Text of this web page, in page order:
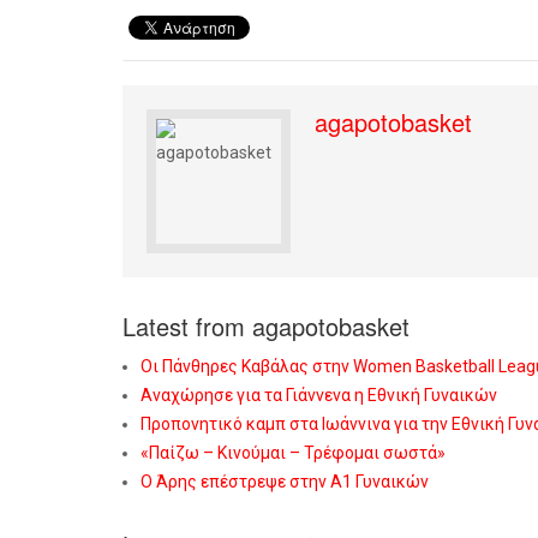
agapotobasket
Latest from agapotobasket
Οι Πάνθηρες Καβάλας στην Women Basketball
Αναχώρησε για τα Γιάννενα η Εθνική Γυναικών
Προπονητικό καμπ στα Ιωάννινα για την Εθνική
«Παίζω – Κινούμαι – Τρέφομαι σωστά»
Ο Άρης επέστρεψε στην Α1 Γυναικών